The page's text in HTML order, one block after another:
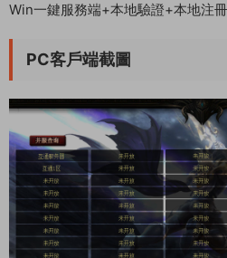
Win一鍵服務端+本地驗證+本地注
PC客戶端截圖